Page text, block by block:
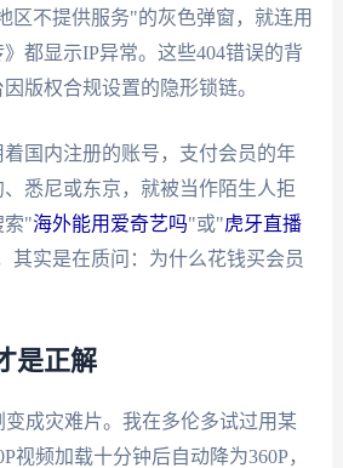
区不提供服务"的灰色弹窗，就连用
都显示IP异常。这些404错误的背
版权合规设置的隐形锁链。
国内注册的账号，支付会员的年
悉尼或东京，就被当作陌生人拒
索"海外能用爱奇艺吗"或"虎牙直播
其实是在质问：为什么花钱买会员
是正解
成灾难片。我在多伦多试过用某
视频加载十分钟后自动降为360P，